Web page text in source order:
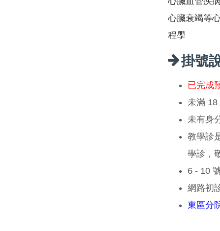
心臟衰竭等
程學
掛號
已完成
未滿 18
未有身
教學診
學診，
6 - 10
網路初
東區分